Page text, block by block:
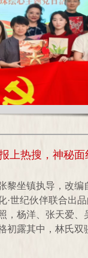
上热搜，神秘
黎坐镇执导，改编
·世纪伙伴联合出
，杨洋、张天爱
初露其中，林氏双